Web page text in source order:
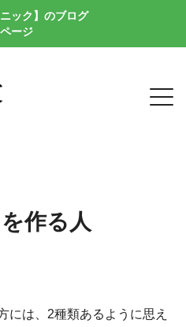
ック】のブログ
ージ
作る人
には、2種類あるように思え